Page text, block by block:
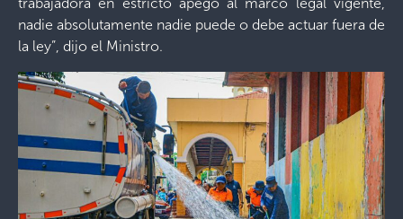
nadie absolutamente nadie puede o debe actuar fuera de
la ley”, dijo el Ministro.